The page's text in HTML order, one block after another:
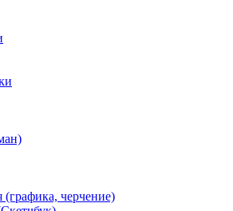
(графика, черчение)